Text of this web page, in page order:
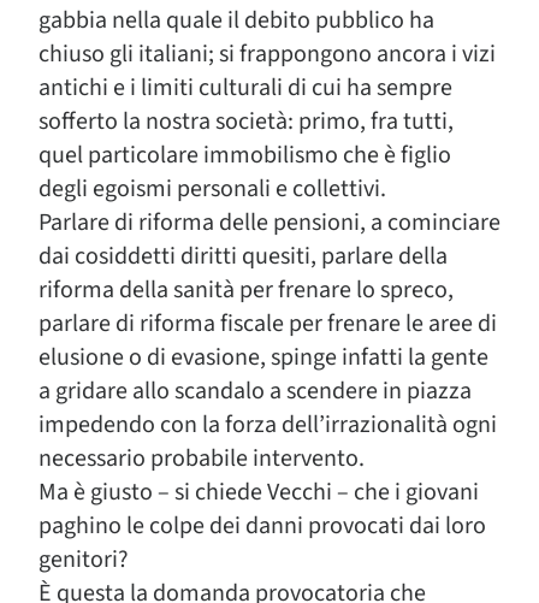
gabbia nella quale il debito pubblico ha
chiuso gli italiani; si frappongono ancora i vizi
antichi e i limiti culturali di cui ha sempre
sofferto la nostra società: primo, fra tutti,
quel particolare immobilismo che è figlio
degli egoismi personali e collettivi.
Parlare di riforma delle pensioni, a cominciare
dai cosiddetti diritti quesiti, parlare della
riforma della sanità per frenare lo spreco,
parlare di riforma fiscale per frenare le aree di
elusione o di evasione, spinge infatti la gente
a gridare allo scandalo a scendere in piazza
impedendo con la forza dell’irrazionalità ogni
necessario probabile intervento.
Ma è giusto – si chiede Vecchi – che i giovani
paghino le colpe dei danni provocati dai loro
genitori?
È questa la domanda provocatoria che